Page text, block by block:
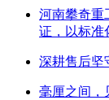
河南攀奇重
证，以标准
深耕售后坚
毫厘之间